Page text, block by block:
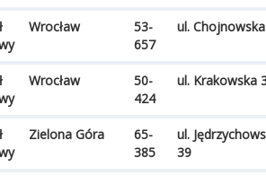
Wrocław
53-
657
ul.
Wrocław
50-
424
ul. Krakowska
Zielona Góra
65-
385
ul.
39